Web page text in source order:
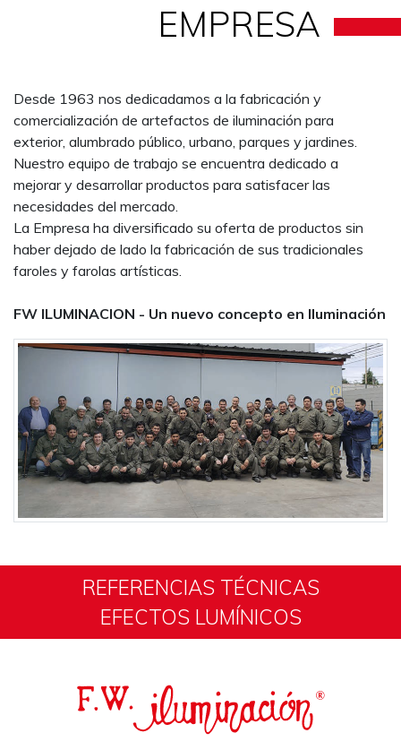
EMPRESA
Desde 1963 nos dedicadamos a la fabricación y
comercialización de artefactos de iluminación para
exterior, alumbrado público, urbano, parques y jardines.
Nuestro equipo de trabajo se encuentra dedicado a
mejorar y desarrollar productos para satisfacer las
necesidades del mercado.
La Empresa ha diversificado su oferta de productos sin
haber dejado de lado la fabricación de sus tradicionales
faroles y farolas artísticas.
FW ILUMINACION - Un nuevo concepto en Iluminación
REFERENCIAS TÉCNICAS
EFECTOS LUMÍNICOS